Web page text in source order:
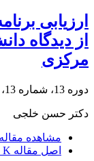
ارزیابی
از دیدگاه
مرکزی
دوره 13، شماره 13، 1381
دکتر حسن خلجی
مشاهده مقاله
اصل مقاله K